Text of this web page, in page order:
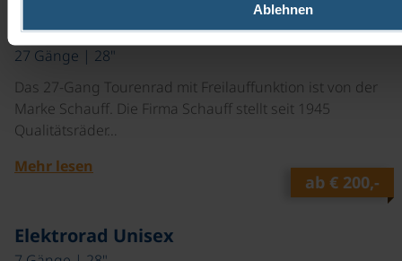
Ablehnen
DT Superrad Damen
27 Gänge | 28"
Das 27-Gang Tourenrad mit Freilauffunktion ist von der
Marke Schauff. Die Firma Schauff stellt seit 1945
Qualitätsräder…
Mehr lesen
ab € 200,-
Elektrorad Unisex